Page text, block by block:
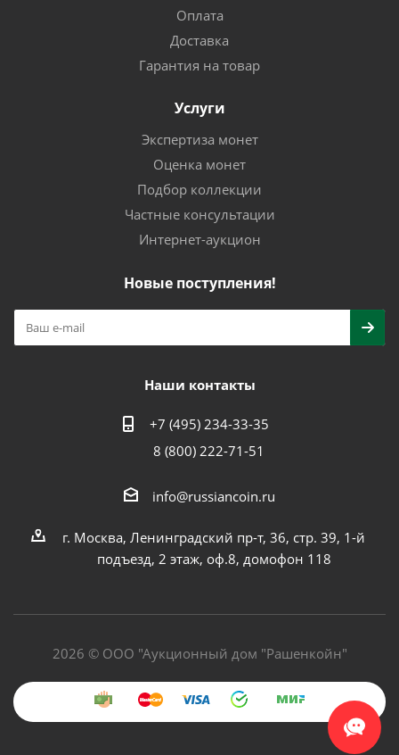
Оплата
Доставка
Гарантия на товар
Услуги
Экспертиза монет
Оценка монет
Подбор коллекции
Частные консультации
Интернет-аукцион
Новые поступления!
Наши контакты
+7 (495) 234-33-35
8 (800) 222-71-51
info@russiancoin.ru
г. Москва, Ленинградский пр-т, 36, стр. 39, 1-й
подъезд, 2 этаж, оф.8, домофон 118
2026 © ООО "Аукционный дом "Рашенкойн"